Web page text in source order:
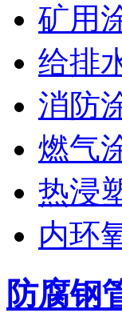
矿用
给排
消防
燃气
热浸
内环
防腐钢